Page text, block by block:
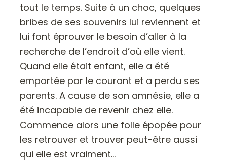
tout le temps. Suite à un choc, quelques
bribes de ses souvenirs lui reviennent et
lui font éprouver le besoin d’aller à la
recherche de l’endroit d’où elle vient.
Quand elle était enfant, elle a été
emportée par le courant et a perdu ses
parents. A cause de son amnésie, elle a
été incapable de revenir chez elle.
Commence alors une folle épopée pour
les retrouver et trouver peut-être aussi
qui elle est vraiment…